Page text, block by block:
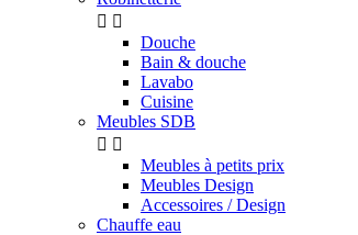
 
Douche
Bain & douche
Lavabo
Cuisine
Meubles SDB
 
Meubles à petits prix
Meubles Design
Accessoires / Design
Chauffe eau